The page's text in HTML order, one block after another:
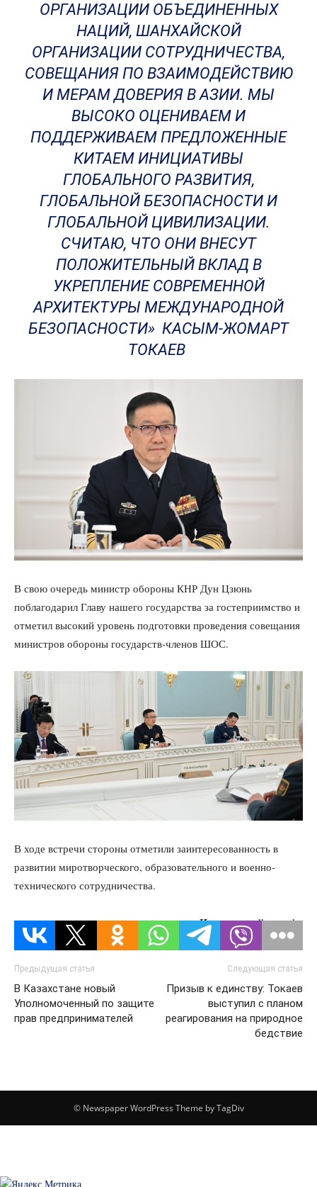
ОРГАНИЗАЦИИ ОБЪЕДИНЕННЫХ
НАЦИЙ, ШАНХАЙСКОЙ
ОРГАНИЗАЦИИ СОТРУДНИЧЕСТВА,
СОВЕЩАНИЯ ПО ВЗАИМОДЕЙСТВИЮ
И МЕРАМ ДОВЕРИЯ В АЗИИ. МЫ
ВЫСОКО ОЦЕНИВАЕМ И
ПОДДЕРЖИВАЕМ ПРЕДЛОЖЕННЫЕ
КИТАЕМ ИНИЦИАТИВЫ
ГЛОБАЛЬНОГО РАЗВИТИЯ,
ГЛОБАЛЬНОЙ БЕЗОПАСНОСТИ И
ГЛОБАЛЬНОЙ ЦИВИЛИЗАЦИИ.
СЧИТАЮ, ЧТО ОНИ ВНЕСУТ
ПОЛОЖИТЕЛЬНЫЙ ВКЛАД В
УКРЕПЛЕНИЕ СОВРЕМЕННОЙ
АРХИТЕКТУРЫ МЕЖДУНАРОДНОЙ
БЕЗОПАСНОСТИ» КАСЫМ-ЖОМАРТ
ТОКАЕВ
В свою очередь министр обороны КНР Дун Цзюнь
поблагодарил Главу нашего государства за гостеприимство и
отметил высокий уровень подготовки проведения совещания
министров обороны государств-членов ШОС.
В ходе встречи стороны отметили заинтересованность в
развитии миротворческого, образовательного и военно-
технического сотрудничества.
Источник: dknews.kz
Предыдущая статья
В Казахстане новый
Уполномоченный по защите
прав предпринимателей
Следующая статья
Призыв к единству: Токаев
выступил с планом
реагирования на природное
бедствие
© Newspaper WordPress Theme by TagDiv